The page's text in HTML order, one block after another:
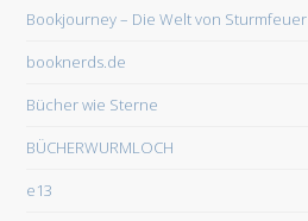
Bookjourney – Die Welt von Sturmfeuer
booknerds.de
Bücher wie Sterne
BÜCHERWURMLOCH
e13